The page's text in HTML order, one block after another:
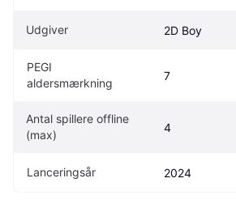
Udgiver 2D Boy
PEGI
aldersmærkning
7
Antal spillere offline
(max)
4
Lanceringsår 2024